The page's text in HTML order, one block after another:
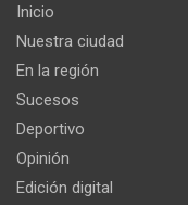
Inicio
Nuestra ciudad
En la región
Sucesos
Deportivo
Opinión
Edición digital